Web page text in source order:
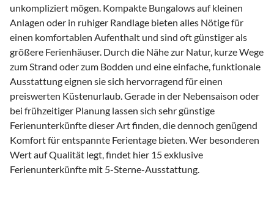
unkompliziert mögen. Kompakte Bungalows auf kleinen
Anlagen oder in ruhiger Randlage bieten alles Nötige für
einen komfortablen Aufenthalt und sind oft günstiger als
größere Ferienhäuser. Durch die Nähe zur Natur, kurze Wege
zum Strand oder zum Bodden und eine einfache, funktionale
Ausstattung eignen sie sich hervorragend für einen
preiswerten Küstenurlaub. Gerade in der Nebensaison oder
bei frühzeitiger Planung lassen sich sehr günstige
Ferienunterkünfte dieser Art finden, die dennoch genügend
Komfort für entspannte Ferientage bieten. Wer besonderen
Wert auf Qualität legt, findet hier 15 exklusive
Ferienunterkünfte mit 5-Sterne-Ausstattung.